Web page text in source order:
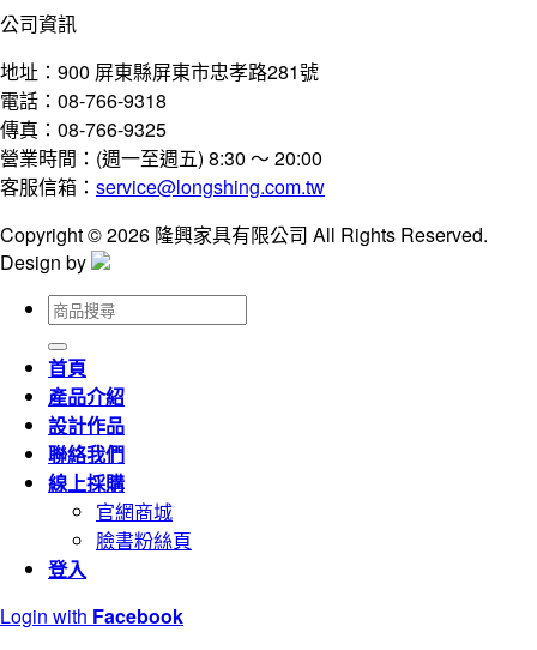
公司資訊
地址：900 屏東縣屏東市忠孝路281號
電話：08-766-9318
傳真：08-766-9325
營業時間：(週一至週五) 8:30 ～ 20:00
客服信箱： service@longshing.com.tw
Copyright © 2026 隆興家具有限公司 All Rights Reserved.
Design by
搜
尋
關
鍵
字:
首頁
產品介紹
設計作品
聯絡我們
線上採購
官網商城
臉書粉絲頁
登入
Login with Facebook